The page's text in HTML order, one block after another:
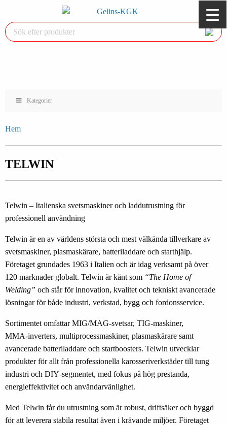
Kategorier
Hem
TELWIN
Telwin – Italienska svetsmaskiner och laddutrustning för
professionell användning
Telwin är en av världens största och mest välkända tillverkare av
svetsmaskiner, plasmaskärare, batteriladdare och starthjälp.
Företaget grundades 1963 i Italien och är idag verksamt på över
120 marknader globalt. Telwin är känt som “The Home of
Welding” och står för innovation, kvalitet och tekniskt avancerade
lösningar för både industri, verkstad, bygg och fordonsservice.
Sortimentet omfattar MIG/MAG‑svetsar, TIG‑maskiner,
MMA‑inverters, multiprocessmaskiner, plasmaskärare samt
avancerade batteriladdare och startboosters. Telwin utvecklar
produkter för allt från professionella karosseriverkstäder till tung
industri och DIY‑segmentet, med fokus på hög prestanda,
energieffektivitet och användarvänlighet.
Med Telwin får du utrustning som är robust, driftsäker och byggd
för att leverera stabila resultat även i krävande miljöer. Företaget